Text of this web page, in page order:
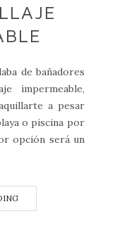
de bañadores
impermeable,
a pesar
o piscina por
opción será un